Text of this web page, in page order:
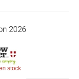
2026
stock